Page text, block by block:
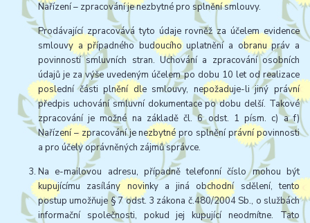
Nařízení – zpracování je nezbytné pro splnění smlouvy.
Prodávající zpracovává tyto údaje rovněž za účelem evidence
smlouvy a případného budoucího uplatnění a obranu práv a
povinností smluvních stran. Uchování a zpracování osobních
údajů je za výše uvedeným účelem po dobu 10 let od realizace
poslední části plnění dle smlouvy, nepožaduje-li jiný právní
předpis uchování smluvní dokumentace po dobu delší. Takové
zpracování je možné na základě čl. 6 odst. 1 písm. c) a f)
Nařízení – zpracování je nezbytné pro splnění právní povinnosti
a pro účely oprávněných zájmů správce.
Na e-mailovou adresu, případně telefonní číslo mohou být
kupujícímu zasílány novinky a jiná obchodní sdělení, tento
postup umožňuje § 7 odst. 3 zákona č.480/2004 Sb., o službách
informační společnosti, pokud jej kupující neodmítne. Tato